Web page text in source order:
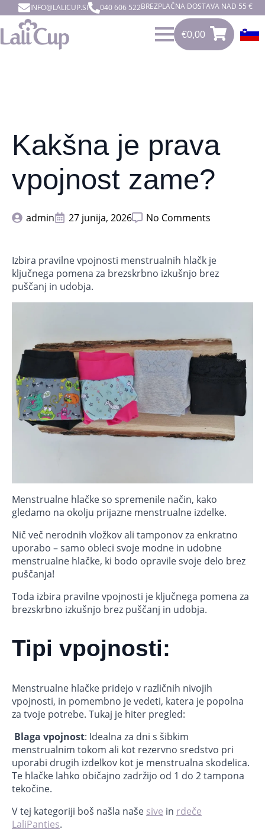
INFO@LALICUP.SI 040 606 522BREZPLAČNA DOSTAVA NAD 55 €
€0,00
€0,00
Kakšna je prava
vpojnost zame?
admin 27 junija, 2026 No Comments
Izbira pravilne vpojnosti menstrualnih hlačk je
ključnega pomena za brezskrbno izkušnjo brez
puščanj in udobja.
Menstrualne hlačke so spremenile način, kako
gledamo na okolju prijazne menstrualne izdelke.
Nič več nerodnih vložkov ali tamponov za enkratno
uporabo – samo obleci svoje modne in udobne
menstrualne hlačke, ki bodo opravile svoje delo brez
puščanja!
Toda izbira pravilne vpojnosti je ključnega pomena za
brezskrbno izkušnjo brez puščanj in udobja.
Tipi vpojnosti:
Menstrualne hlačke pridejo v različnih nivojih
vpojnosti, in pomembno je vedeti, katera je popolna
za tvoje potrebe. Tukaj je hiter pregled:
Blaga vpojnost: Idealna za dni s šibkim
menstrualnim tokom ali kot rezervno sredstvo pri
uporabi drugih izdelkov kot je menstrualna skodelica.
Te hlačke lahko običajno zadržijo od 1 do 2 tampona
tekočine.
V tej kategoriji boš našla naše sive in rdeče
LaliPanties.